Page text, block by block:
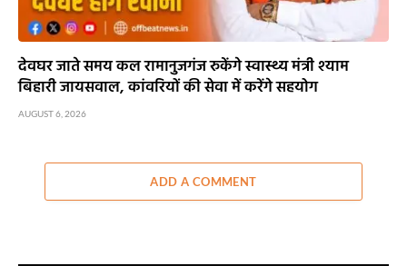
देवघर जाते समय कल रामानुजगंज रुकेंगे स्वास्थ्य मंत्री श्याम
बिहारी जायसवाल, कांवरियों की सेवा में करेंगे सहयोग
AUGUST 6, 2026
ADD A COMMENT